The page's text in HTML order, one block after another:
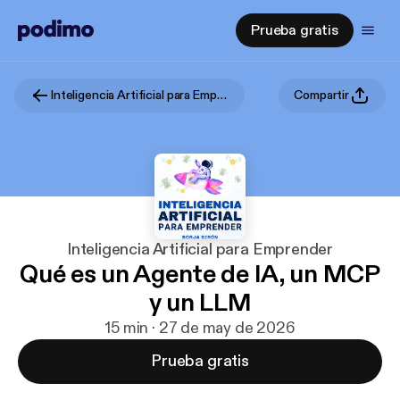
Prueba gratis
Inteligencia Artificial para Emprender Compartir
Inteligencia Artificial para Emprender
Qué es un Agente de IA, un MCP
y un LLM
15 min · 27 de may de 2026
Prueba gratis